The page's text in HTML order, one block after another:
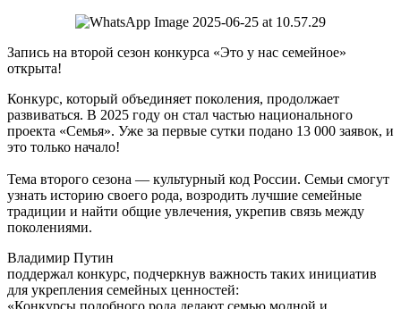
Запись на второй сезон конкурса «Это у нас семейное»
открыта!
Конкурс, который объединяет поколения, продолжает
развиваться. В 2025 году он стал частью национального
проекта «Семья». Уже за первые сутки подано 13 000 заявок, и
это только начало!
Тема второго сезона — культурный код России. Семьи смогут
узнать историю своего рода, возродить лучшие семейные
традиции и найти общие увлечения, укрепив связь между
поколениями.
Владимир Путин
поддержал конкурс, подчеркнув важность таких инициатив
для укрепления семейных ценностей: